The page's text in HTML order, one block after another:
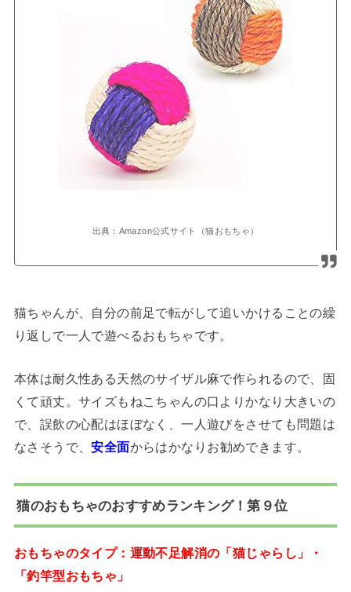
出典：Amazon公式サイト（猫おもちゃ）
猫ちゃんが、自分の前足で転がして追いかけることの繰
り返しで一人で遊べるおもちゃです。
本体は耐久性ある天然のサイザル麻で作られるので、固
くて頑丈。サイズもねこちゃんの口よりかなり大きいの
で、誤飲の心配はほぼなく、一人遊びをさせても問題は
なさそうで、安全面からはかなりお勧めできます。
猫のおもちゃのおすすめランキング！第９位
おもちゃのタイプ：運動不足解消の「猫じゃらし」・
「釣竿型おもちゃ」